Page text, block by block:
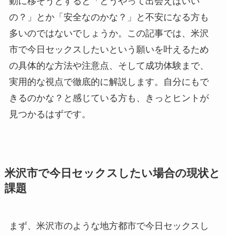
の？」とか「安全なのかな？」と不安になる方も
多いのではないでしょうか。この記事では、米沢
市で今日セックスしたいという願いを叶えるため
の具体的な方法や注意点、そして成功体験まで、
実用的な視点で徹底的に解説します。自分にもで
きるのかな？と感じている方も、きっとヒントが
見つかるはずです。
米沢市で今日セックスしたい場合の現状と
課題
まず、米沢市のような地方都市で今日セックスし